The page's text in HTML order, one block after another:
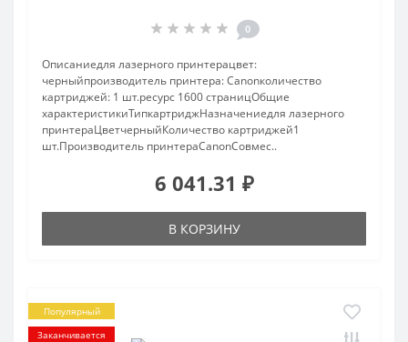
0
Описаниедля лазерного принтерацвет:
черныйпроизводитель принтера: Canonколичество
картриджей: 1 шт.ресурс 1600 страницОбщие
характеристикиТипкартриджНазначениедля лазерного
принтераЦветчерныйКоличество картриджей1
шт.Производитель принтераCanonСовмес..
6 041.31 ₽
В КОРЗИНУ
Популярный
Заканчивается